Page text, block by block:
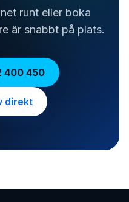
runt eller boka
är snabbt på plats.
400 450
direkt